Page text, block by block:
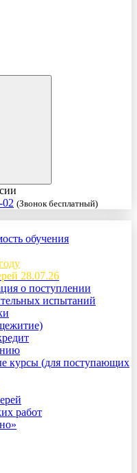
02 (Звонок бесплатный)
обучения
28.07.26
о поступлении
испытаний
курсы (для поступающих
работ